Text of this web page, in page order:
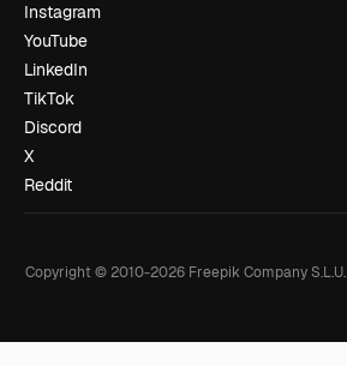
Instagram
YouTube
LinkedIn
TikTok
Discord
X
Reddit
Copyright © 2010-2026Freepik Company S.L.U.